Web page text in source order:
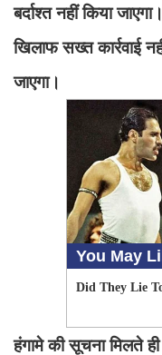
बर्दाश्त नहीं किया
खिलाफ सख्त कार्रवाई
जाएगा।
हंगामे की सूचना मिलते